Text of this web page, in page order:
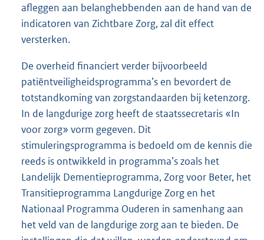
afleggen aan belanghebbenden aan de hand van de
indicatoren van Zichtbare Zorg, zal dit effect
versterken.
De overheid financiert verder bijvoorbeeld
patiëntveiligheidsprogramma’s en bevordert de
totstandkoming van zorgstandaarden bij ketenzorg.
In de langdurige zorg heeft de staatssecretaris «In
voor zorg» vorm gegeven. Dit
stimuleringsprogramma is bedoeld om de kennis die
reeds is ontwikkeld in programma’s zoals het
Landelijk Dementieprogramma, Zorg voor Beter, het
Transitieprogramma Langdurige Zorg en het
Nationaal Programma Ouderen in samenhang aan
het veld van de langdurige zorg aan te bieden. De